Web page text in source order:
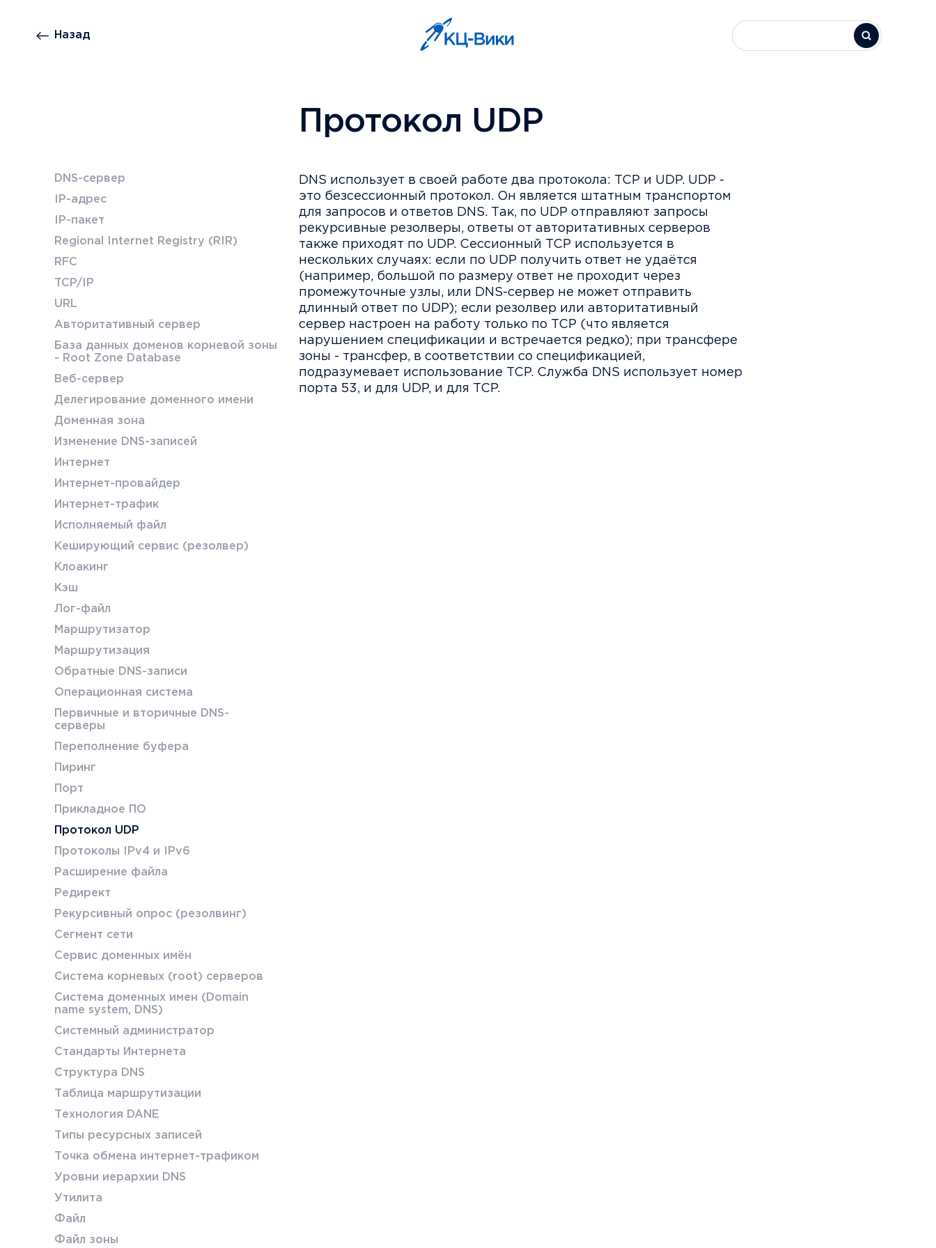
Назад
Протокол UDP
DNS-сервер
IP-адрес
IP-пакет
Regional Internet Registry (RIR)
RFC
TCP/IP
URL
Авторитативный сервер
База данных доменов корневой зоны
- Root Zone Database
Веб-сервер
Делегирование доменного имени
Доменная зона
Изменение DNS-записей
Интернет
Интернет-провайдер
Интернет-трафик
Исполняемый файл
Кеширующий сервис (резолвер)
Клоакинг
Кэш
Лог-файл
Маршрутизатор
Маршрутизация
Обратные DNS-записи
Операционная система
Первичные и вторичные DNS-
серверы
Переполнение буфера
Пиринг
Порт
Прикладное ПО
Протокол UDP
Протоколы IPv4 и IPv6
Расширение файла
Редирект
Рекурсивный опрос (резолвинг)
Сегмент сети
Сервис доменных имён
Система корневых (root) серверов
Система доменных имен (Domain
name system, DNS)
Системный администратор
Стандарты Интернета
Структура DNS
Таблица маршрутизации
Технология DANE
Типы ресурсных записей
Точка обмена интернет-трафиком
Уровни иерархии DNS
Утилита
Файл
Файл зоны
DNS использует в своей работе два протокола: TCP и UDP. UDP -
это безсессионный протокол. Он является штатным транспортом
для запросов и ответов DNS. Так, по UDP отправляют запросы
рекурсивные резолверы, ответы от авторитативных серверов
также приходят по UDP. Сессионный TCP используется в
нескольких случаях: если по UDP получить ответ не удаётся
(например, большой по размеру ответ не проходит через
промежуточные узлы, или DNS-сервер не может отправить
длинный ответ по UDP); если резолвер или авторитативный
сервер настроен на работу только по TCP (что является
нарушением спецификации и встречается редко); при трансфере
зоны - трансфер, в соответствии со спецификацией,
подразумевает использование TCP. Служба DNS использует номер
порта 53, и для UDP, и для TCP.